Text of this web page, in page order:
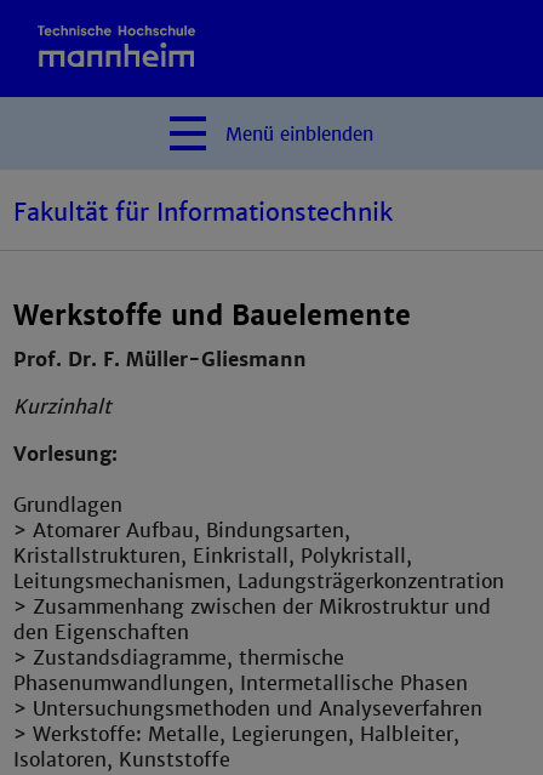
Menü einblenden
Fakultät für Informationstechnik
Werkstoffe und Bauelemente
Prof. Dr. F. Müller-Gliesmann
Kurzinhalt
Vorlesung:
Grundlagen
> Atomarer Aufbau, Bindungsarten,
Kristallstrukturen, Einkristall, Polykristall,
Leitungsmechanismen, Ladungsträgerkonzentration
> Zusammenhang zwischen der Mikrostruktur und
den Eigenschaften
> Zustandsdiagramme, thermische
Phasenumwandlungen, Intermetallische Phasen
> Untersuchungsmethoden und Analyseverfahren
> Werkstoffe: Metalle, Legierungen, Halbleiter,
Isolatoren, Kunststoffe